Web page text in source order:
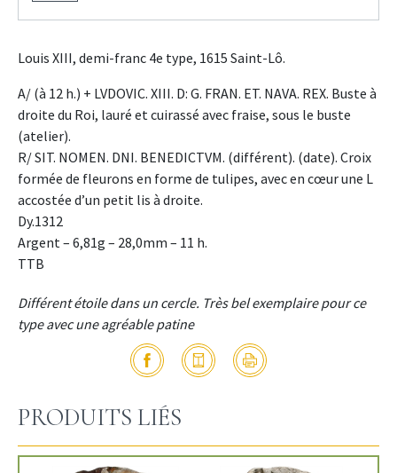
Louis XIII, demi-franc 4e type, 1615 Saint-Lô.
A/ (à 12 h.) + LVDOVIC. XIII. D: G. FRAN. ET. NAVA. REX. Buste à
droite du Roi, lauré et cuirassé avec fraise, sous le buste
(atelier).
R/ SIT. NOMEN. DNI. BENEDICTVM. (différent). (date). Croix
formée de fleurons en forme de tulipes, avec en cœur une L
accostée d’un petit lis à droite.
Dy.1312
Argent – 6,81g – 28,0mm – 11 h.
TTB
Différent étoile dans un cercle. Très bel exemplaire pour ce
type avec une agréable patine
PRODUITS LIÉS